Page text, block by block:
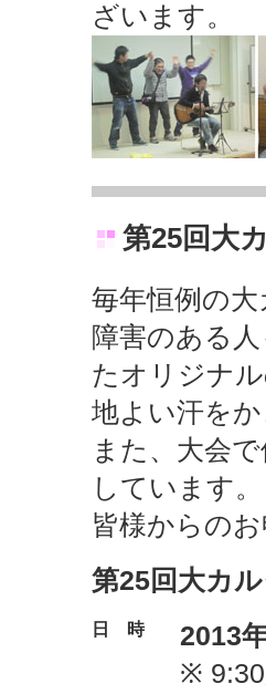
ざいます。
第25回大
毎年恒例の
障害のある
たオリジナ
地よい汗を
また、大会
しています。
皆様からの
第25回大カ
日時
2013
※